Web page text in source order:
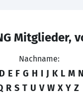
Mitglieder,
Nachname:
D E F G H I J K L M N
R S T U V W X Y Z